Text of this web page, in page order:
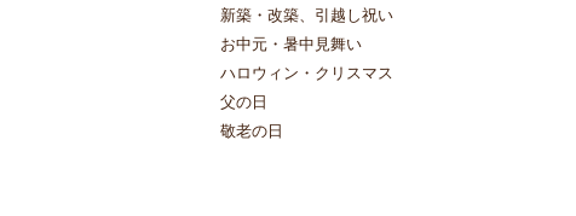
新築・改築、引越し祝い
お中元・暑中見舞い
ハロウィン・クリスマス
父の日
敬老の日